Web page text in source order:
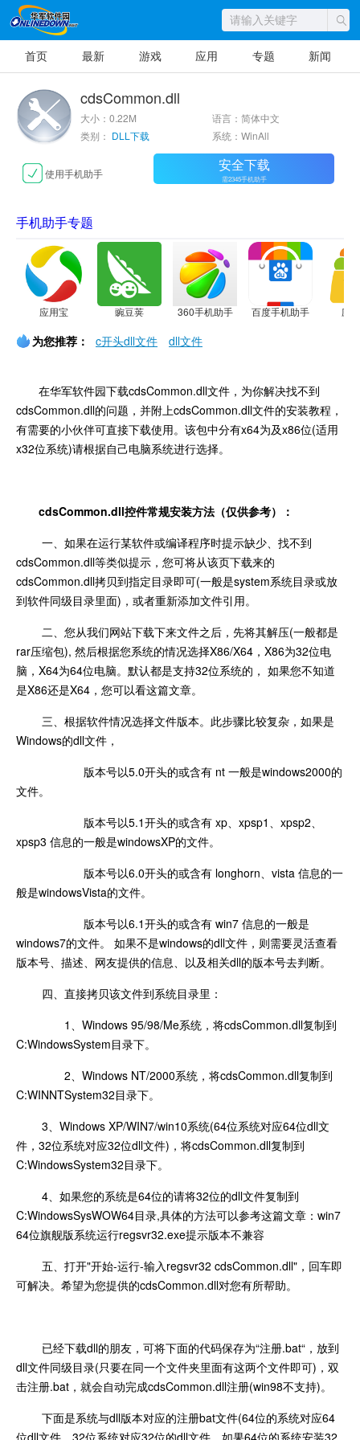
首页 最新 游戏 应用 专题 新闻
cdsCommon.dll
大小：0.22M
语言：简体中文
类别： DLL下载 系统：WinAll
使用手机助手 安全下载
需2345手机助手
手机助手专题
应用宝 豌豆荚 360手机助手 百度手机助手 应
为您推荐： c开头dll文件 dll文件
在华军软件园下载cdsCommon.dll文件，为你解决找不到
cdsCommon.dll的问题，并附上cdsCommon.dll文件的安装教程，
有需要的小伙伴可直接下载使用。该包中分有x64为及x86位(适用
x32位系统)请根据自己电脑系统进行选择。
cdsCommon.dll控件常规安装方法（仅供参考）：
一、如果在运行某软件或编译程序时提示缺少、找不到
cdsCommon.dll等类似提示，您可将从该页下载来的
cdsCommon.dll拷贝到指定目录即可(一般是system系统目录或放
到软件同级目录里面)，或者重新添加文件引用。
二、您从我们网站下载下来文件之后，先将其解压(一般都是
rar压缩包), 然后根据您系统的情况选择X86/X64，X86为32位电
脑，X64为64位电脑。默认都是支持32位系统的， 如果您不知道
是X86还是X64，您可以看这篇文章。
三、根据软件情况选择文件版本。此步骤比较复杂，如果是
Windows的dll文件，
版本号以5.0开头的或含有 nt 一般是windows2000的
文件。
版本号以5.1开头的或含有 xp、xpsp1、xpsp2、
xpsp3 信息的一般是windowsXP的文件。
版本号以6.0开头的或含有 longhorn、vista 信息的一
般是windowsVista的文件。
版本号以6.1开头的或含有 win7 信息的一般是
windows7的文件。 如果不是windows的dll文件，则需要灵活查看
版本号、描述、网友提供的信息、以及相关dll的版本号去判断。
四、直接拷贝该文件到系统目录里：
1、Windows 95/98/Me系统，将cdsCommon.dll复制到
C:WindowsSystem目录下。
2、Windows NT/2000系统，将cdsCommon.dll复制到
C:WINNTSystem32目录下。
3、Windows XP/WIN7/win10系统(64位系统对应64位dll文
件，32位系统对应32位dll文件)，将cdsCommon.dll复制到
C:WindowsSystem32目录下。
4、如果您的系统是64位的请将32位的dll文件复制到
C:WindowsSysWOW64目录,具体的方法可以参考这篇文章：win7
64位旗舰版系统运行regsvr32.exe提示版本不兼容
五、打开"开始-运行-输入regsvr32 cdsCommon.dll"，回车即
可解决。希望为您提供的cdsCommon.dll对您有所帮助。
已经下载dll的朋友，可将下面的代码保存为“注册.bat“，放到
dll文件同级目录(只要在同一个文件夹里面有这两个文件即可)，双
击注册.bat，就会自动完成cdsCommon.dll注册(win98不支持)。
下面是系统与dll版本对应的注册bat文件(64位的系统对应64
位dll文件，32位系统对应32位的dll文件，如果64位的系统安装32